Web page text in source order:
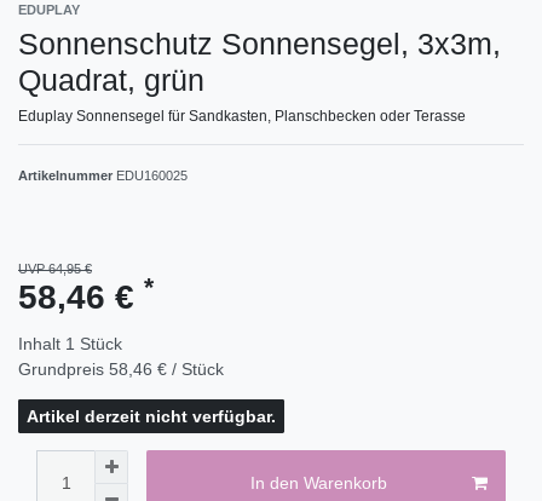
EDUPLAY
Sonnenschutz Sonnensegel, 3x3m,
Quadrat, grün
Eduplay Sonnensegel für Sandkasten, Planschbecken oder Terasse
Artikelnummer EDU160025
UVP 64,95 €
58,46 € *
Inhalt 1 Stück
Grundpreis 58,46 € / Stück
Artikel derzeit nicht verfügbar.
In den Warenkorb